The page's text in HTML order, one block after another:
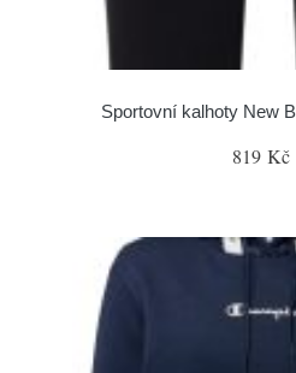
Sportovní kalhoty New
819 Kč